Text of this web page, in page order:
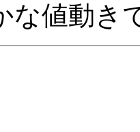
な値動き